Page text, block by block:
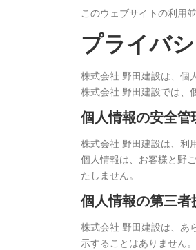
このウェブサイトの利用
プライバ
株式会社 野田建設は、個
株式会社 野田建設では、
個人情報の安全管
株式会社 野田建設は、利
個人情報は、お客様と野
たしません。
個人情報の第三
株式会社 野田建設は、あ
示することはありません